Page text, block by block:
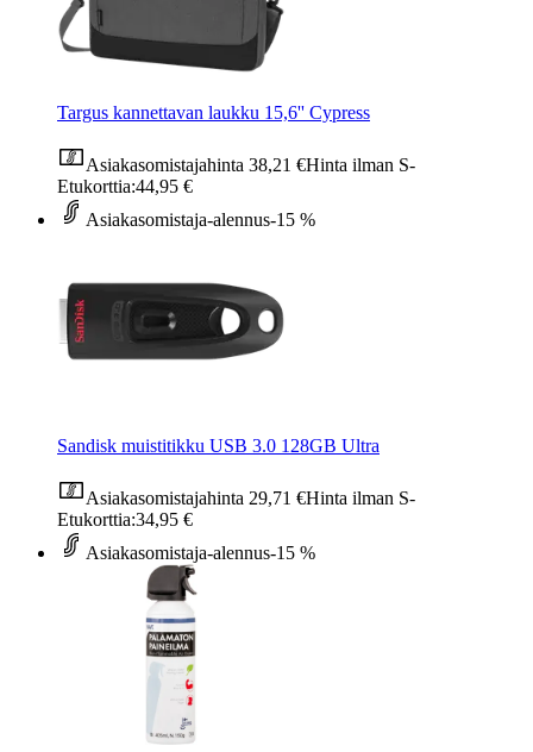
Targus kannettavan laukku 15,6'' Cypress
Asiakasomistajahinta 38,21 €Hinta ilman S-
Etukorttia:44,95 €
Asiakasomistaja-alennus-15 %
Sandisk muistitikku USB 3.0 128GB Ultra
Asiakasomistajahinta 29,71 €Hinta ilman S-
Etukorttia:34,95 €
Asiakasomistaja-alennus-15 %